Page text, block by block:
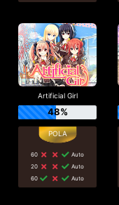
Artificial Girl
48%
60
Auto
20
Auto
60
Auto